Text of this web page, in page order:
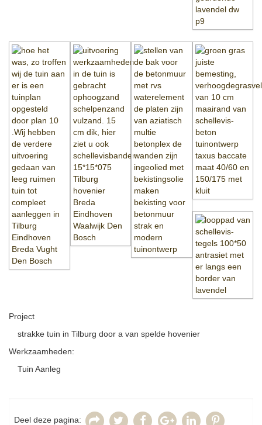
Project
strakke tuin in Tilburg door a van spelde hovenier
Werkzaamheden:
Tuin Aanleg
Deel deze pagina: